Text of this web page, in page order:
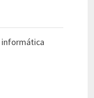
informática